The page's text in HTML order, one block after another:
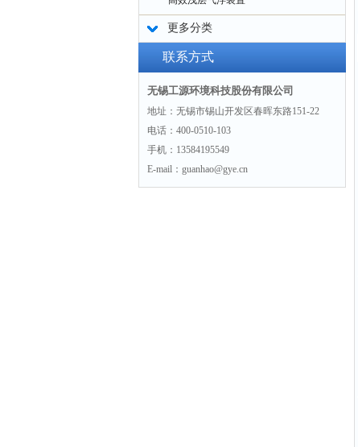
更多分类
联系方式
无锡工源环境科技股份有限公司
地址：无锡市锡山开发区春晖东路151-22
电话：400-0510-103
手机：13584195549
E-mail：guanhao@gye.cn